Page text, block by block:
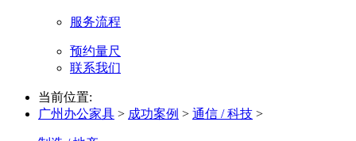
服务流程
预约量尺
联系我们
当前位置:
广州办公家具 > 成功案例 > 通信 / 科技 >